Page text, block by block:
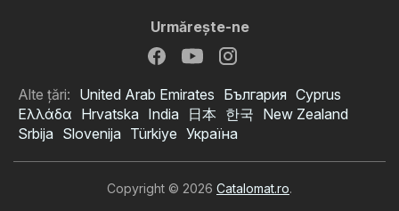
Urmăreşte-ne
Alte țări: United Arab Emirates България Cyprus
Ελλάδα Hrvatska India 日本 한국 New Zealand
Srbija Slovenija Türkiye Україна
Copyright © 2026 Catalomat.ro.